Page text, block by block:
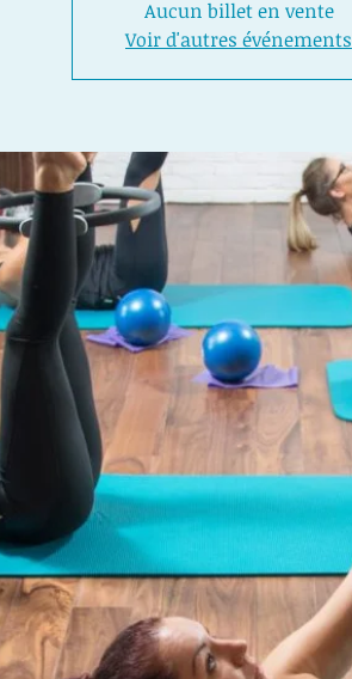
Aucun billet en vente
Voir d'autres événements